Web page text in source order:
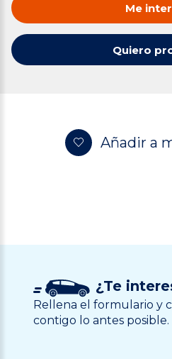
Me
Quiero
Añadir a
¿Te
Rellena el formulario y
contigo lo antes posible.